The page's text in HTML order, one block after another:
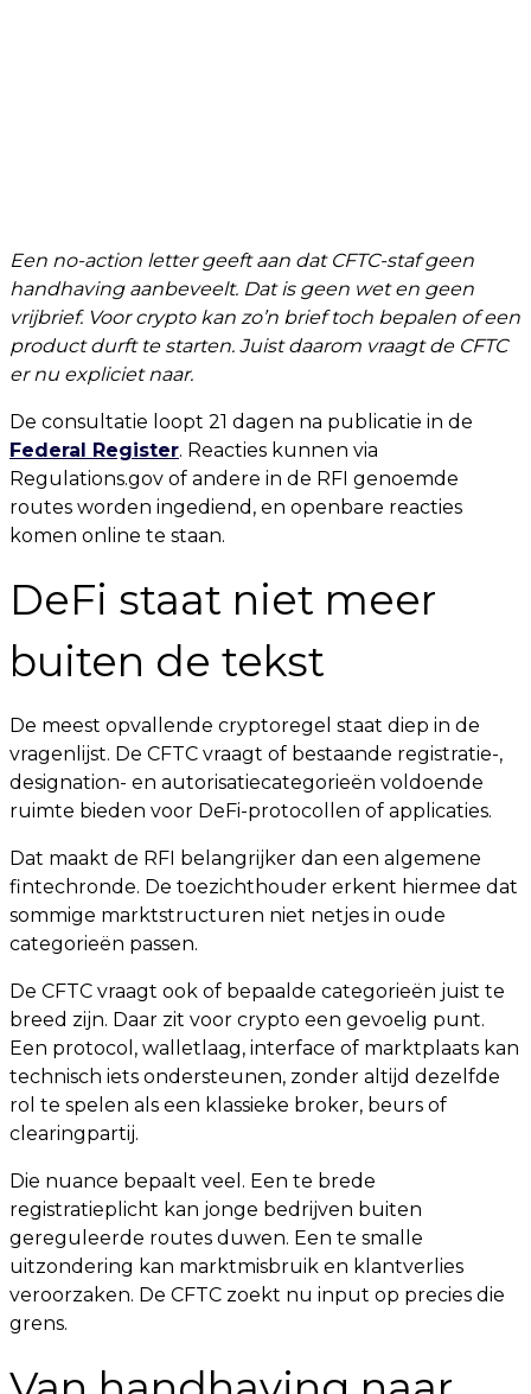
Een no-action letter geeft aan dat CFTC-staf geen
handhaving aanbeveelt. Dat is geen wet en geen
vrijbrief. Voor crypto kan zo’n brief toch bepalen of een
product durft te starten. Juist daarom vraagt de CFTC
er nu expliciet naar.
De consultatie loopt 21 dagen na publicatie in de
Federal Register. Reacties kunnen via
Regulations.gov of andere in de RFI genoemde
routes worden ingediend, en openbare reacties
komen online te staan.
DeFi staat niet meer
buiten de tekst
De meest opvallende cryptoregel staat diep in de
vragenlijst. De CFTC vraagt of bestaande registratie-,
designation- en autorisatiecategorieën voldoende
ruimte bieden voor DeFi-protocollen of applicaties.
Dat maakt de RFI belangrijker dan een algemene
fintechronde. De toezichthouder erkent hiermee dat
sommige marktstructuren niet netjes in oude
categorieën passen.
De CFTC vraagt ook of bepaalde categorieën juist te
breed zijn. Daar zit voor crypto een gevoelig punt.
Een protocol, walletlaag, interface of marktplaats kan
technisch iets ondersteunen, zonder altijd dezelfde
rol te spelen als een klassieke broker, beurs of
clearingpartij.
Die nuance bepaalt veel. Een te brede
registratieplicht kan jonge bedrijven buiten
gereguleerde routes duwen. Een te smalle
uitzondering kan marktmisbruik en klantverlies
veroorzaken. De CFTC zoekt nu input op precies die
grens.